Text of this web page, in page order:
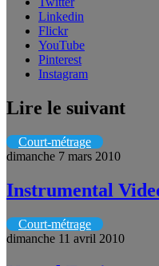
Linkedin
Flickr
YouTube
Pinterest
Instagram
Lire le suivant
Court-métrage
dimanche 7 mars 2010
Instrumental
Court-métrage
dimanche 11 avril 2010